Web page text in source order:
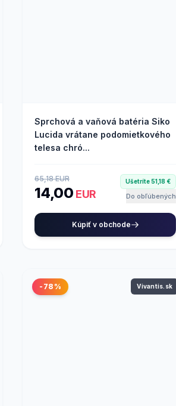
Sprchová a vaňová batéria Siko
Lucida vrátane podomietkového
telesa chró...
65,18 EUR
14,00 EUR
Ušetríte 51,18 €
Do obľúbených
Kúpiť v obchode
-78% Vivantis.sk